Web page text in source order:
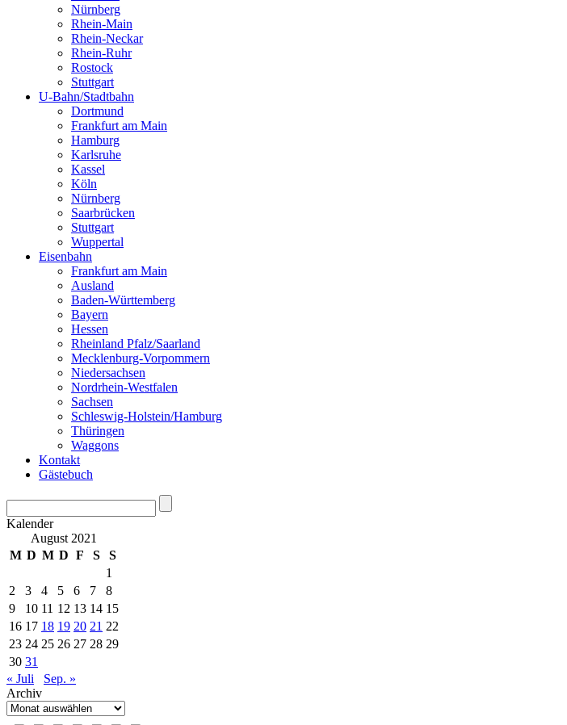
Nürnberg
Rhein-Main
Rhein-Neckar
Rhein-Ruhr
Rostock
Stuttgart
U-Bahn/Stadtbahn
Dortmund
Frankfurt am Main
Hamburg
Karlsruhe
Kassel
Köln
Nürnberg
Saarbrücken
Stuttgart
Wuppertal
Eisenbahn
Frankfurt am Main
Ausland
Baden-Württemberg
Bayern
Hessen
Rheinland Pfalz/Saarland
Mecklenburg-Vorpommern
Niedersachsen
Nordrhein-Westfalen
Sachsen
Schleswig-Holstein/Hamburg
Thüringen
Waggons
Kontakt
Gästebuch
Kalender
August 2021
M D M D F S
S
1
2
3 4 5 6 7
8
9
10 11 12 13 14 15
16 17 18 19 20 21 22
23 24 25 26 27 28 29
30 31
« Juli
Sep. »
Archiv
Archiv